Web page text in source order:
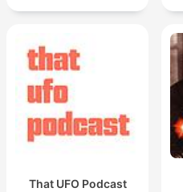
That UFO Podcast